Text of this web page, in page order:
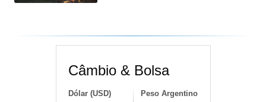
Câmbio & Bolsa
Dólar (USD) Peso Argentino